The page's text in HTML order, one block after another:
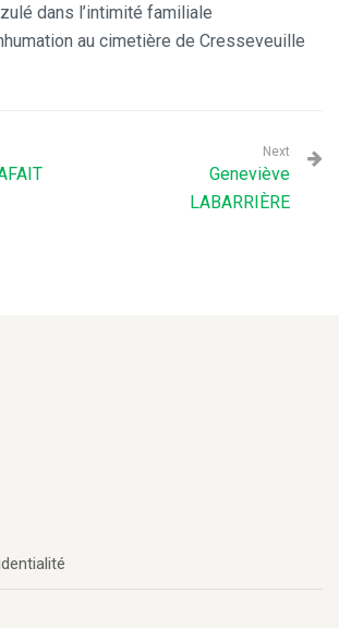
dans l’intimité familiale
au cimetière de Cresseveuille
Next
Geneviève
LABARRIÈRE